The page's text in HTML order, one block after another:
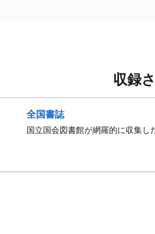
収録
全国書誌
国立国会図書館が網羅的に収集し